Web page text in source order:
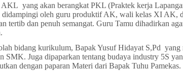
yang akan berangkat PKL (Praktek kerja
oleh guru produktif AK, wali kelas XI AK,
tertib dan penuh semangat. Guru Tamu dihadirkan
bidang kurikulum, Bapak Yusuf Hidayat S,Pd yang
SMK. Juga dipaparkan tentang budaya industry 5S
dengan paparan Materi dari Bapak Tuhu Pamekas.